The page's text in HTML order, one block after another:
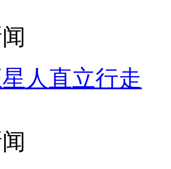
人直立行走